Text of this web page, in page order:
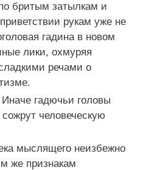
бритым затылкам и
рукам уже не
гадина в новом
лики, охмуряя
речами о
гадючьи головы
человеческую
мыслящего неизбежно
же признакам